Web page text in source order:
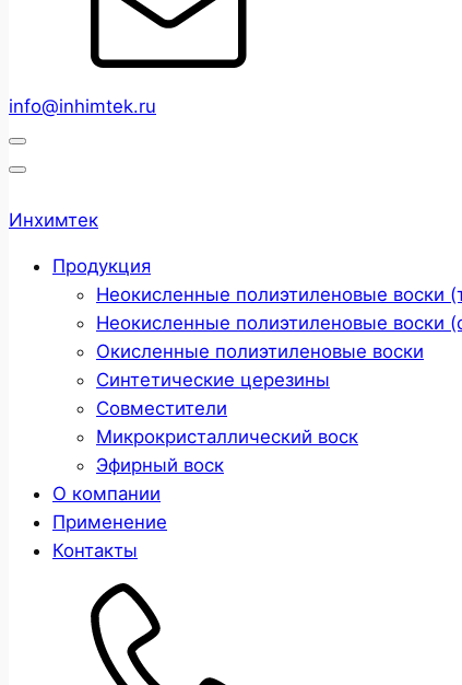
info@inhimtek.ru
Инхимтек
Продукция
Неокисленные полиэтиленовые воски
Неокисленные полиэтиленовые воски
Окисленные полиэтиленовые воски
Cинтетические церезины
Совместители
Микрокристаллический воск
Эфирный воск
О компании
Применение
Контакты